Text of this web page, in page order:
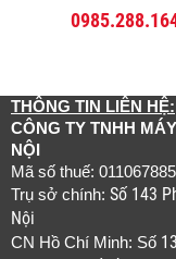
THÔNG TIN LIÊN HỆ:
CÔNG TY TNHH
NỘI
Mã số thuế:
Trụ sở chính: Số 143
Nội
CN Hồ Chí Minh: Số